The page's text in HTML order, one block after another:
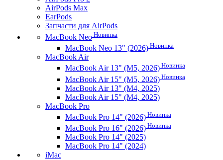
AirPods Max
EarPods
Запчасти для AirPods
MacBook Neo Новинка
MacBook Neo 13" (2026) Новинка
MacBook Air
MacBook Air 13" (M5, 2026) Новинка
MacBook Air 15" (M5, 2026) Новинка
MacBook Air 13" (M4, 2025)
MacBook Air 15" (M4, 2025)
MacBook Pro
MacBook Pro 14" (2026) Новинка
MacBook Pro 16" (2026) Новинка
MacBook Pro 14" (2025)
MacBook Pro 14" (2024)
iMac